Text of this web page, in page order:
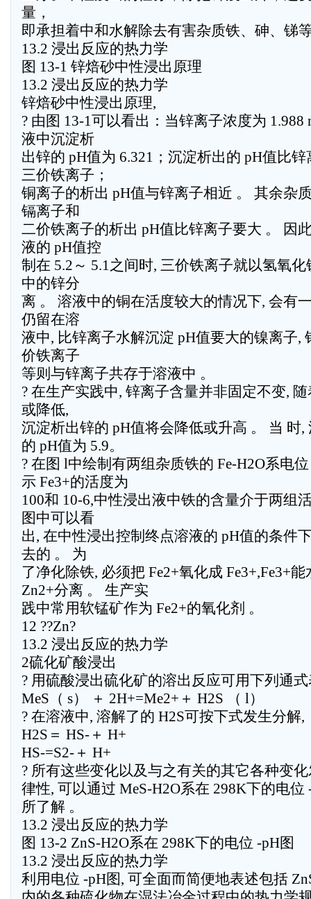
量，
即承担着中和水解除去有害杂质铁、砷、锑
13.2 浸出反应的热力学
图 13-1 锌焙砂中性浸出原理
13.2 浸出反应的热力学
锌焙砂中性浸出原理,
? 由图 13-1可以看出：当锌离子浓度为 1.988
液中沉淀析
出锌的 pH值为 6.321；沉淀析出的 pH值比
三价铁离子；
铜离子的析出 pH值与锌离子相近 。 其余杂
镉离子和
二价铁离子的析出 pH值比锌离子要大 。 因
液的 pH值控
制在 5.2～ 5.1之间时, 三价铁离子就以氢氧
中的锌分
离 。 溶液中的铜在活度较大的情况下, 会有
仍留在溶
液中, 比锌离子水解沉淀 pH值要大的镍离子,
价铁离子
等则与锌离子共存于溶液中 。
? 在生产实践中, 锌离子含量并非固定不变,
或降低,
沉淀析出锌的 pH值将会降低或升高 。 当 时,
的 pH值为 5.9。
? 在图 l中绘制有两组杂质铁的 Fe-H2O系电
示 Fe3+的活度为
100和 10-6,中性浸出液中铁的含量介于两组
图中可以看
出, 在中性浸出控制终点溶液的 pH值的条件
去的 。 为
了净化除铁, 必须把 Fe2+氧化成 Fe3+,Fe3+
Zn2+分离 。 生产实
践中常用软锰矿作为 Fe2+的氧化剂 。
12 ??Zn?
13.2 浸出反应的热力学
2硫化矿酸浸出
? 用硫酸浸出硫化矿的溶出反应可用下列通
MeS（ s） ＋ 2H+=Me2+＋ H2S （ l）
? 在溶液中, 溶解了的 H2S可按下式发生分解,
H2S＝ HS-＋ H+
HS-=S2-＋ H+
? 所有这些变化以及与之有关的其它各种变
律性, 可以通过 MeS-H2O系在 298K下的电位
所了解 。
13.2 浸出反应的热力学
图 13-2 ZnS-H2O系在 298K下的电位 -pH图
13.2 浸出反应的热力学
利用电位 -pH图, 可全面而简便地表述包括